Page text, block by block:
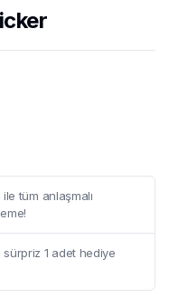
ile tüm anlaşmalı
1 adet hediye